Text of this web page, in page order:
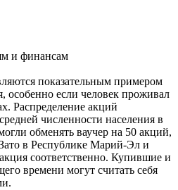
и финансам
показательным примером
особенно если человек проживал
Распределение акций
численности населения в
обменять ваучер на 50 акций,
в Республике Марий-Эл и
соответственно. Купившие и
времени могут считать себя